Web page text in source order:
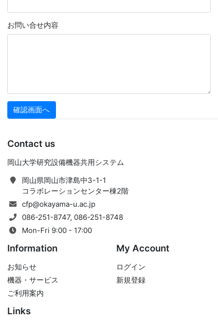
お問い合せ内容
Contact us
岡山大学研究設備機器共用システム
岡山県岡山市津島中3-1-1
コラボレーションセンター棟2階
cfp@okayama-u.ac.jp
086-251-8747, 086-251-8748
Mon-Fri 9:00 - 17:00
Information
お知らせ
機器・サービス
ご利用案内
Links
My Account
ログイン
新規登録